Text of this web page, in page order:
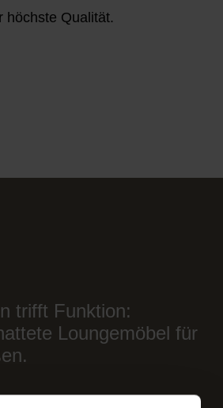
höchste Qualität.
trifft Funktion:
Loungemöbel für